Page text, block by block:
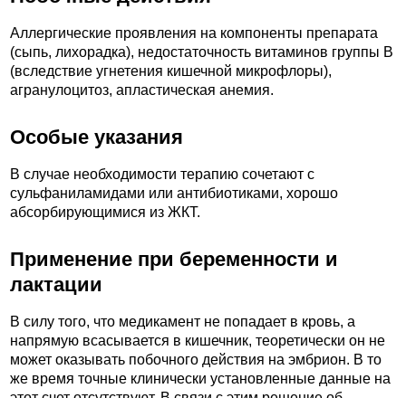
Аллергические проявления на компоненты препарата
(сыпь, лихорадка), недостаточность витаминов группы В
(вследствие угнетения кишечной микрофлоры),
агранулоцитоз, апластическая анемия.
Особые указания
В случае необходимости терапию сочетают с
сульфаниламидами или антибиотиками, хорошо
абсорбирующимися из ЖКТ.
Применение при беременности и
лактации
В силу того, что медикамент не попадает в кровь, а
напрямую всасывается в кишечник, теоретически он не
может оказывать побочного действия на эмбрион. В то
же время точные клинически установленные данные на